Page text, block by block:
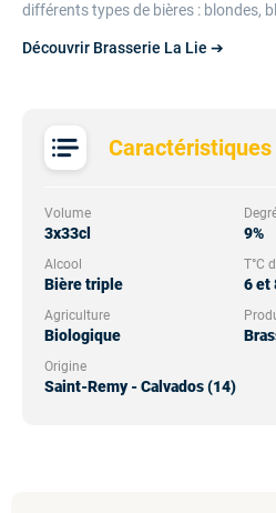
Caractéristiques
Volume
3x33cl 9%
Alcool
Bière triple
T°C
6 et
Agriculture
Biologique
Origine
Saint-Remy - Calvados (14)
différents types de bières : blondes,
Découvrir Brasserie La Lie ➔